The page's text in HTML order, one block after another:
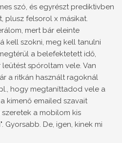
szó, és egyrészt prediktivben
plusz felsorol x másikat.
mert bár eleinte
kell szokni, meg kell tanulni
a belefektetett idő,
leütést spóroltam vele. Van
a ritkán használt ragoknál
hogy megtaníttadod vele a
kimenő emailed szavait
a mobilom kis
Gyorsabb. De, igen, kinek mi